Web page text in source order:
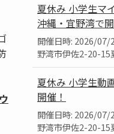
夏休み 小学生マ
沖縄・宜野湾で開
開催日時: 2026/07/
野湾市伊佐2-20-
夏休み 小学生動
開催！
開催日時: 2026/07/
野湾市伊佐2-20-